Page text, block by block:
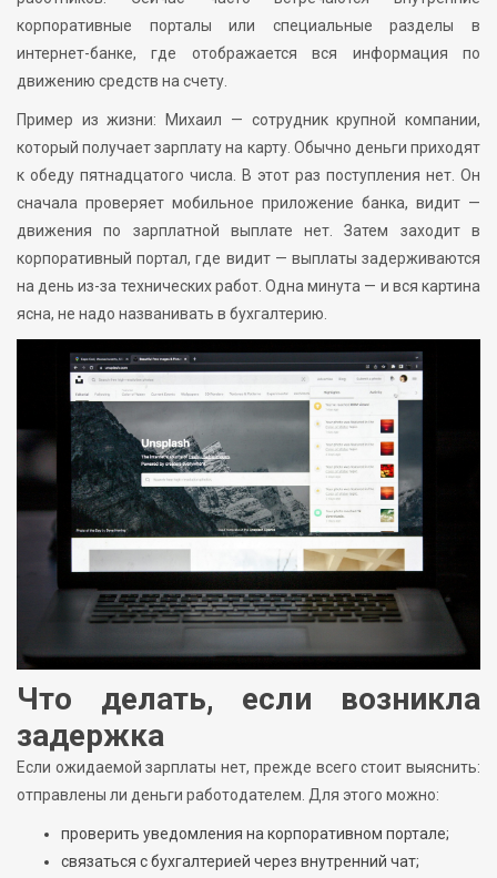
корпоративные порталы или специальные разделы в
интернет-банке, где отображается вся информация по
движению средств на счету.
Пример из жизни: Михаил — сотрудник крупной компании,
который получает зарплату на карту. Обычно деньги приходят
к обеду пятнадцатого числа. В этот раз поступления нет. Он
сначала проверяет мобильное приложение банка, видит —
движения по зарплатной выплате нет. Затем заходит в
корпоративный портал, где видит — выплаты задерживаются
на день из-за технических работ. Одна минута — и вся картина
ясна, не надо названивать в бухгалтерию.
Что делать, если возникла
задержка
Если ожидаемой зарплаты нет, прежде всего стоит выяснить:
отправлены ли деньги работодателем. Для этого можно:
проверить уведомления на корпоративном портале;
связаться с бухгалтерией через внутренний чат;